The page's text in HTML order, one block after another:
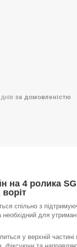
за домовленістю
на 4 ролика
воріт
спільно з
необхідний для
у верхній частині